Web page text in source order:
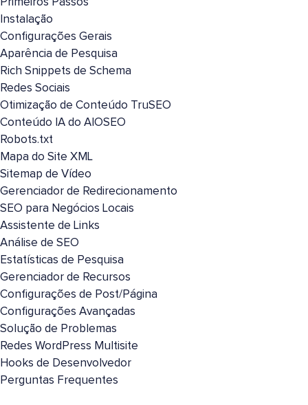
Instalação
Configurações Gerais
Aparência de Pesquisa
Rich Snippets de Schema
Redes Sociais
Otimização de Conteúdo TruSEO
Conteúdo IA do AIOSEO
Robots.txt
Mapa do Site XML
Sitemap de Vídeo
Gerenciador de Redirecionamento
SEO para Negócios Locais
Assistente de Links
Análise de SEO
Estatísticas de Pesquisa
Gerenciador de Recursos
Configurações de Post/Página
Configurações Avançadas
Solução de Problemas
Redes WordPress Multisite
Hooks de Desenvolvedor
Perguntas Frequentes